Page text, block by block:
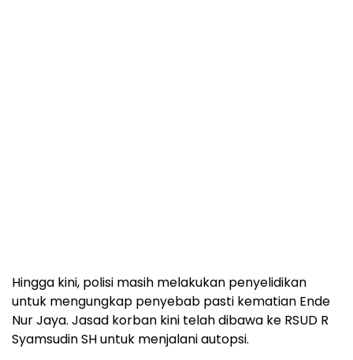
Hingga kini, polisi masih melakukan penyelidikan
untuk mengungkap penyebab pasti kematian Ende
Nur Jaya. Jasad korban kini telah dibawa ke RSUD R
Syamsudin SH untuk menjalani autopsi.